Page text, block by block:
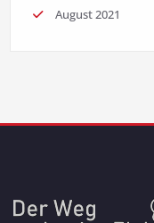
August 2021